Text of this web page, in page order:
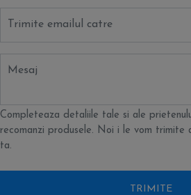
Trimite emailul catre
Mesaj
Completeaza detaliile tale si ale
recomanzi produsele. Noi i le vom trimite
ta.
TRIMITE